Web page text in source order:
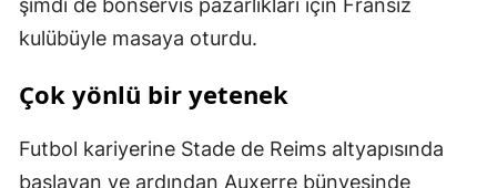
kulübüyle masaya oturdu.
Çok yönlü bir yetenek
Futbol kariyerine Stade de Reims altyapısında
başlayan ve ardından Auxerre bünyesinde